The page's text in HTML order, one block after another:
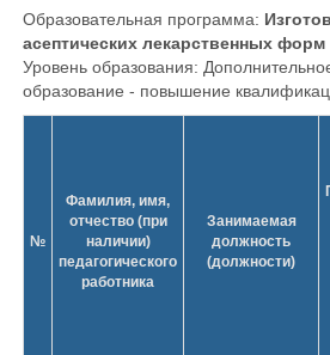
Образовательная программа:
асептических лекарственных форм
Уровень образования:
образование - повышение
№
Фамилия, имя,
отчество (при
наличии)
педагогического
работника
Занимаемая
должность
(должности)